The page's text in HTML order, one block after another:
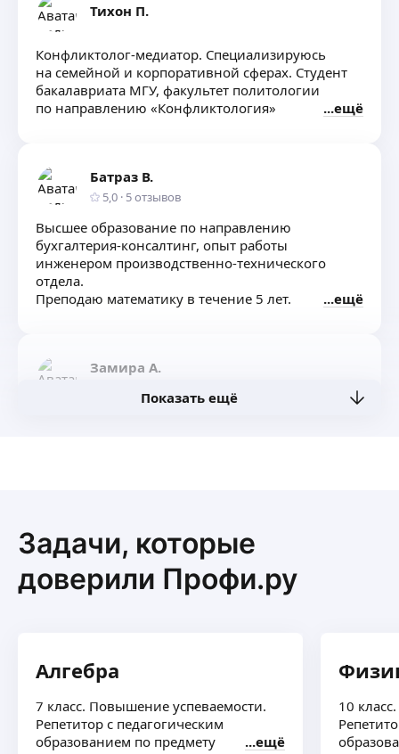
Тихон П.
Конфликтолог-медиатор. Специализируюсь
на семейной и корпоративной сферах. Студент
бакалавриата МГУ, факультет политологии
по направлению «Конфликтология»
ещё
Батраз В.
5,0 · 5отзывов
Высшее образование по направлению
бухгалтерия-консалтинг, опыт работы
инженером производственно-технического
отдела.
Преподаю математику в течение 5 лет.
ещё
Замира А.
Показать ещё
Задачи, которые
доверили Профи.ру
Алгебра
7 класс. Повышение успеваемости.
Репетитор с педагогическим
образованием по предмету
ещё
10